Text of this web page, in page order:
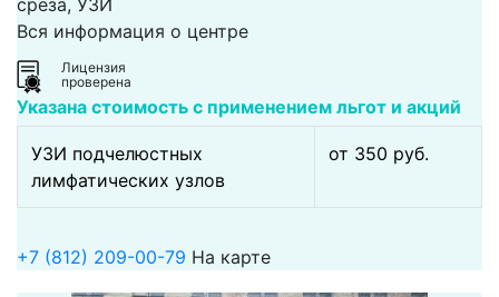
среза, УЗИ
Вся информация о центре
Лицензия
проверена
Указана стоимость с применением льгот и акций
УЗИ подчелюстных
лимфатических узлов
от 350 pуб.
+7 (812) 209-00-79 На карте